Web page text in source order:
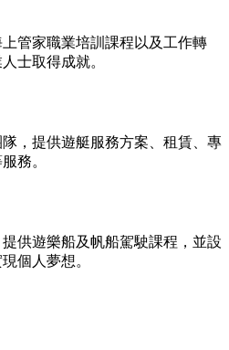
管家職業培訓課程以及工作轉
士取得成就。
，提供遊艇服務方案、租賃、專
務。
供遊樂船及帆船駕駛課程，並設
個人夢想。